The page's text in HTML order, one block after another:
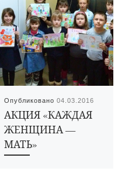
Опубликовано04.03.2016
АКЦИЯ «КАЖДАЯ
ЖЕНЩИНА —
МАТЬ»